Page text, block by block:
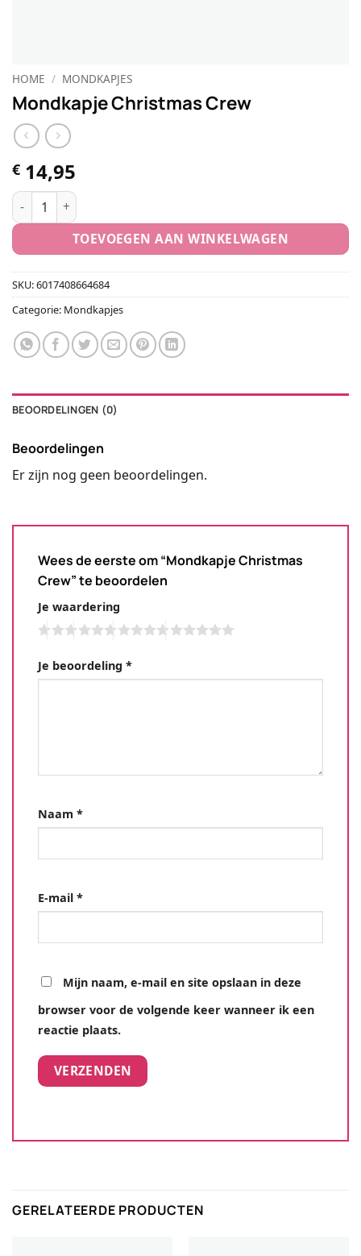
HOME / MONDKAPJES
Mondkapje Christmas Crew
€ 14,95
Mondkapje Christmas Crew aantal
TOEVOEGEN AAN WINKELWAGEN
SKU:6017408664684
Categorie: Mondkapjes
BEOORDELINGEN (0)
Beoordelingen
Er zijn nog geen beoordelingen.
Wees de eerste om “Mondkapje Christmas
Crew” te beoordelen
Je waardering
Je beoordeling *
Naam *
E-mail *
Mijn naam, e-mail en site opslaan in deze
browser voor de volgende keer wanneer ik een
reactie plaats.
GERELATEERDE PRODUCTEN